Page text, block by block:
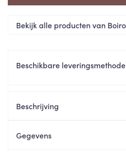
Bekijk alle producten van
Beschikbare
Beschrijving
Gegevens